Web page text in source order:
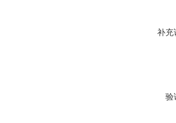
补充
验